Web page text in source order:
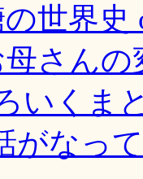
の世界史
母さん
いくま
がなっ